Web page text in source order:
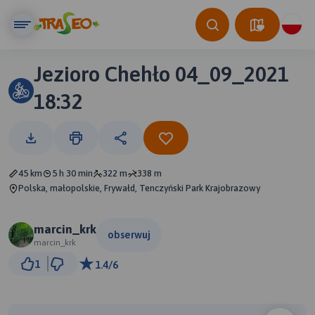
Jezioro Chehło 04_09_2021
18:32
45 km 5 h 30 min 322 m
338 m
Polska, małopolskie, Frywałd, Tenczyński Park Krajobrazowy
marcin_krk
marcin_krk
obserwuj
1 1.4/6